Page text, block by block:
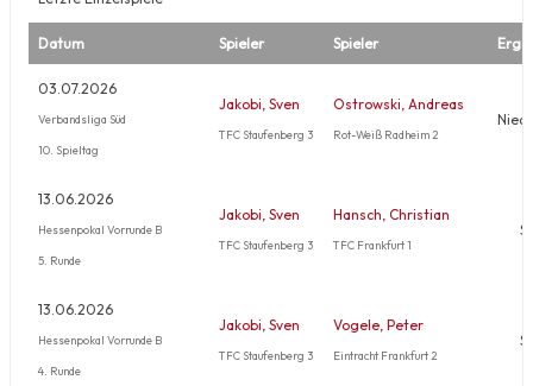
Datum Spieler Spieler
03.07.2026
Verbandsliga Süd
10. Spieltag
Jakobi, Sven
TFC Staufenberg 3
Ostrowski, Andreas
Rot-Weiß Radheim 2
13.06.2026
Hessenpokal Vorrunde B
5. Runde
Jakobi, Sven
TFC Staufenberg 3
Hansch, Christian
TFC Frankfurt 1
13.06.2026
Hessenpokal Vorrunde B
4. Runde
Jakobi, Sven
TFC Staufenberg 3
Vogele, Peter
Eintracht Frankfurt 2